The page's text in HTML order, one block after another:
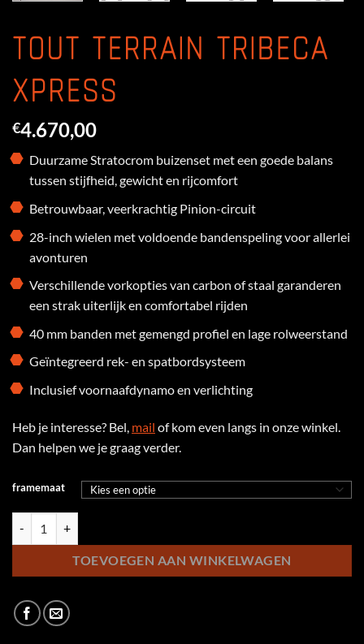
TOUT TERRAIN TRIBECA
XPRESS
€4.670,00
Duurzame Stratocrom buizenset met een goede balans
tussen stijfheid, gewicht en rijcomfort
Betrouwbaar, veerkrachtig Pinion-circuit
28-inch wielen met voldoende bandenspeling voor allerlei
avonturen
Verschillende vorkopties van carbon of staal garanderen
een strak uiterlijk en comfortabel rijden
40 mm banden met gemengd profiel en lage rolweerstand
Geïntegreerd rek- en spatbordsysteem
Inclusief voornaafdynamo en verlichting
Heb je interesse? Bel, mail of kom even langs in onze winkel.
Dan helpen we je graag verder.
framemaat
TOEVOEGEN AAN WINKELWAGEN